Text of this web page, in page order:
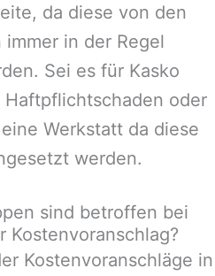
da diese von den
in der Regel
Sei es für Kasko
oder
Werkstatt da diese
werden.
sind betroffen bei
Kostenvoranschlag?
Kostenvoranschläge in